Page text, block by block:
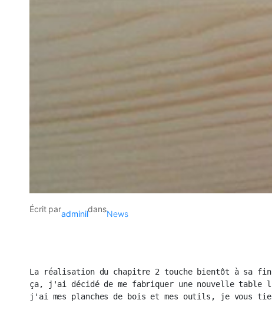
Écrit paradminildansNews
La réalisation du chapitre 2 touche bientôt à sa
ça, j'ai décidé de me fabriquer une nouvelle table